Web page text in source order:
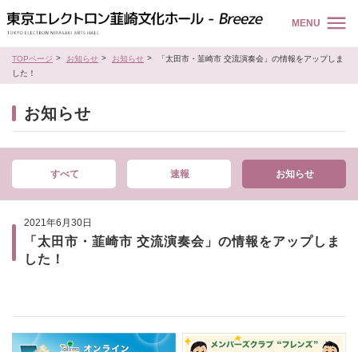
MENU
TOPページ お知らせ お知らせ
「太田市・韮崎市 交流演奏会」の情報をアップしま
した！
お知らせ
すべて 速報 お知らせ
2021年6月30日
「太田市・韮崎市 交流演奏会」の情報をアップしま
した！